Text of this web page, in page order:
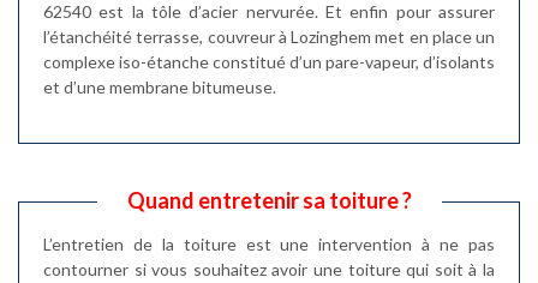
62540 est la tôle d’acier nervurée. Et enfin pour assurer
l’étanchéité terrasse, couvreur à Lozinghem met en place un
complexe iso-étanche constitué d’un pare-vapeur, d’isolants
et d’une membrane bitumeuse.
Quand entretenir sa toiture ?
L’entretien de la toiture est une intervention à ne pas
contourner si vous souhaitez avoir une toiture qui soit à la